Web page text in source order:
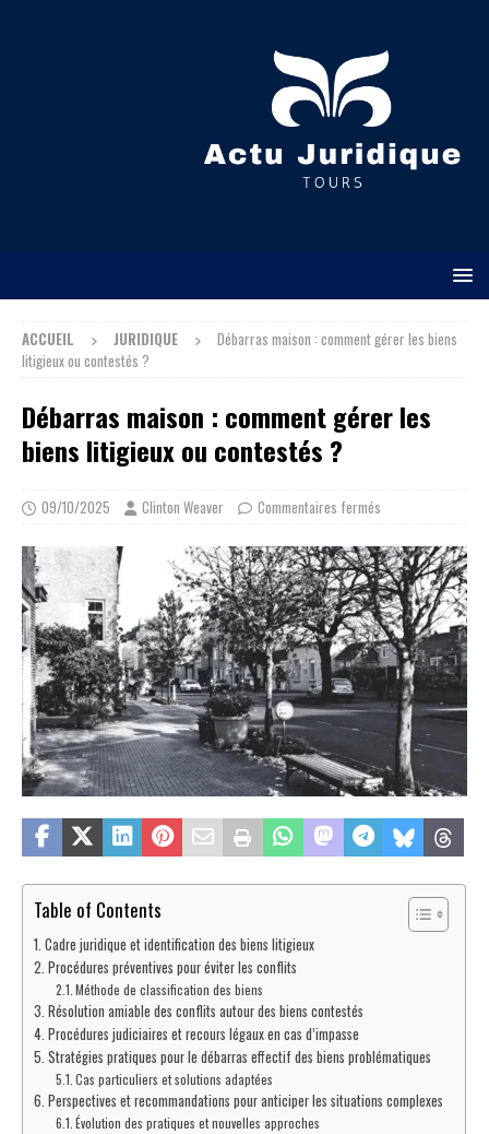
ACCUEIL JURIDIQUE
Débarras maison : comment gérer les biens
litigieux ou contestés ?
Débarras maison : comment gérer les
biens litigieux ou contestés ?
09/10/2025 Clinton Weaver Commentaires fermés
Table of Contents
Cadre juridique et identification des biens litigieux
Procédures préventives pour éviter les conflits
Méthode de classification des biens
Résolution amiable des conflits autour des biens contestés
Procédures judiciaires et recours légaux en cas d’impasse
Stratégies pratiques pour le débarras effectif des biens problématiques
Cas particuliers et solutions adaptées
Perspectives et recommandations pour anticiper les situations complexes
Évolution des pratiques et nouvelles approches